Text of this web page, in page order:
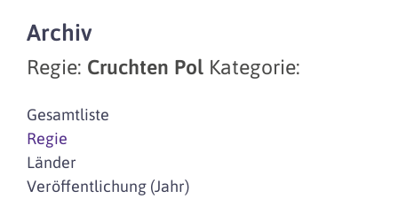
Archiv
Regie: Cruchten Pol Kategorie:
Gesamtliste
Regie
Länder
Veröffentlichung (Jahr)